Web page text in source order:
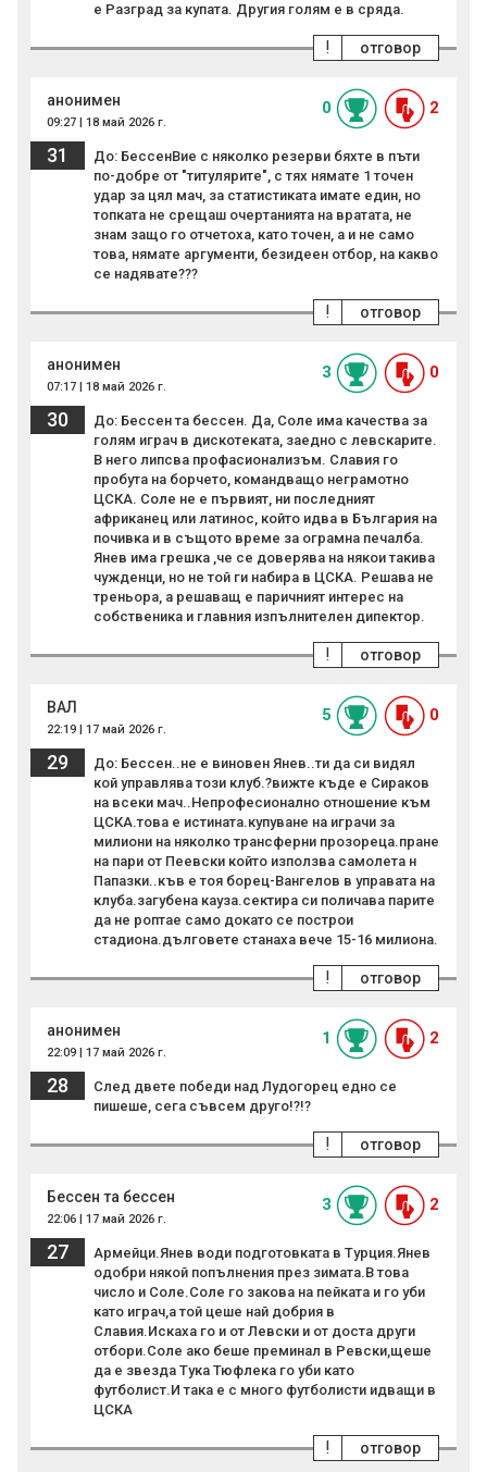
е Разград за купата. Другия голям е в сряда.
отговор
!
анонимен
09:27 | 18 май 2026 г.
0 2
31
До: БессенВие с няколко резерви бяхте в пъти
по-добре от "титулярите", с тях нямате 1 точен
удар за цял мач, за статистиката имате един, но
топката не срещаш очертанията на вратата, не
знам защо го отчетоха, като точен, а и не само
това, нямате аргументи, безидеен отбор, на какво
се надявате???
отговор
!
анонимен
07:17 | 18 май 2026 г.
3 0
30
До: Бессен та бессен. Да, Соле има качества за
голям играч в дискотеката, заедно с левскарите.
В него липсва профасионализъм. Славия го
пробута на борчето, командващо неграмотно
ЦСКА. Соле не е първият, ни последният
африканец или латинос, който идва в България на
почивка и в същото време за ограмна печалба.
Янев има грешка ,че се доверява на някои такива
чужденци, но не той ги набира в ЦСКА. Решава не
треньора, а решаващ е паричният интерес на
собственика и главния изпълнителен дипектор.
отговор
!
ВАЛ
22:19 | 17 май 2026 г.
5 0
29
До: Бессен..не е виновен Янев..ти да си видял
кой управлява този клуб.?вижте къде е Сираков
на всеки мач..Непрофесионално отношение към
ЦСКА.това е истината.купуване на играчи за
милиони на няколко трансферни прозореца.пране
на пари от Пеевски който използва самолета н
Папазки..къв е тоя борец-Вангелов в управата на
клуба.загубена кауза.сектира си поличава парите
да не роптае само докато се построи
стадиона.дълговете станаха вече 15-16 милиона.
отговор
!
анонимен
22:09 | 17 май 2026 г.
1 2
28
След двете победи над Лудогорец едно се
пишеше, сега съвсем друго!?!?
отговор
!
Бессен та бессен
22:06 | 17 май 2026 г.
3 2
27
Армейци.Янев води подготовката в Турция.Янев
одобри някой попълнения през зимата.В това
число и Соле.Соле го закова на пейката и го уби
като играч,а той цеше най добрия в
Славия.Искаха го и от Левски и от доста други
отбори.Соле ако беше преминал в Ревски,щеше
да е звезда Тука Тюфлека го уби като
футболист.И така е с много футболисти идващи в
ЦСКА
отговор
!